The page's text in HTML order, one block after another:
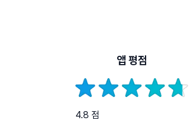
앱 평점
4.8 점